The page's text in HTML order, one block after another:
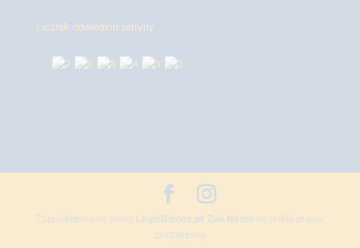
Licznik odwiedzin witryny
Zaprojektowane przez LegioBiznes.pl/ Zoo Nemowszelkie prawa
zastrzeżone